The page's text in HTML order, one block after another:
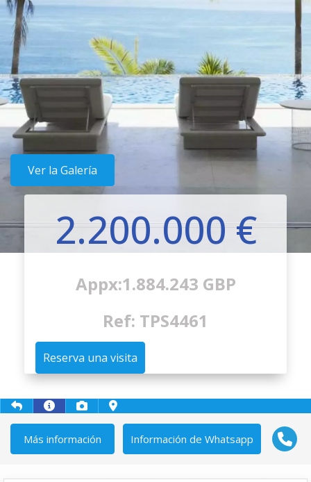
Ver la Galería
2.200.000 €
Appx:1.884.243 GBP
Ref: TPS4461
Reserva una visita
Más información Información de Whatsapp